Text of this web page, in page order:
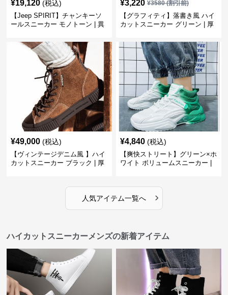
¥19,120 (税込)
【Jeep SPIRIT】チャンキーソ
ールスニーカー モノトーン | 異
¥3,220 ¥3580(割引前)
【グラフィティ】落書き風 ハイ
カットスニーカー グリーン | 厚
¥49,000 (税込)
【ヴィンテージデニム風 】ハイ
カットスニーカー ブラック | 厚
¥4,840 (税込)
【爽快ストリート】グリーン×ホ
ワイト ボリュームスニーカー |
人気アイテム一覧へ ›
ハイカットスニーカーメンズの新着アイテム